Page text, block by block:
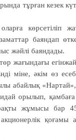
тұрған кезек
көр­сетіліп
баяндап
жәйлі баяндады.
жағындағы
міне, әкім өз
абайлық
оры­лып,
жұмысы бар